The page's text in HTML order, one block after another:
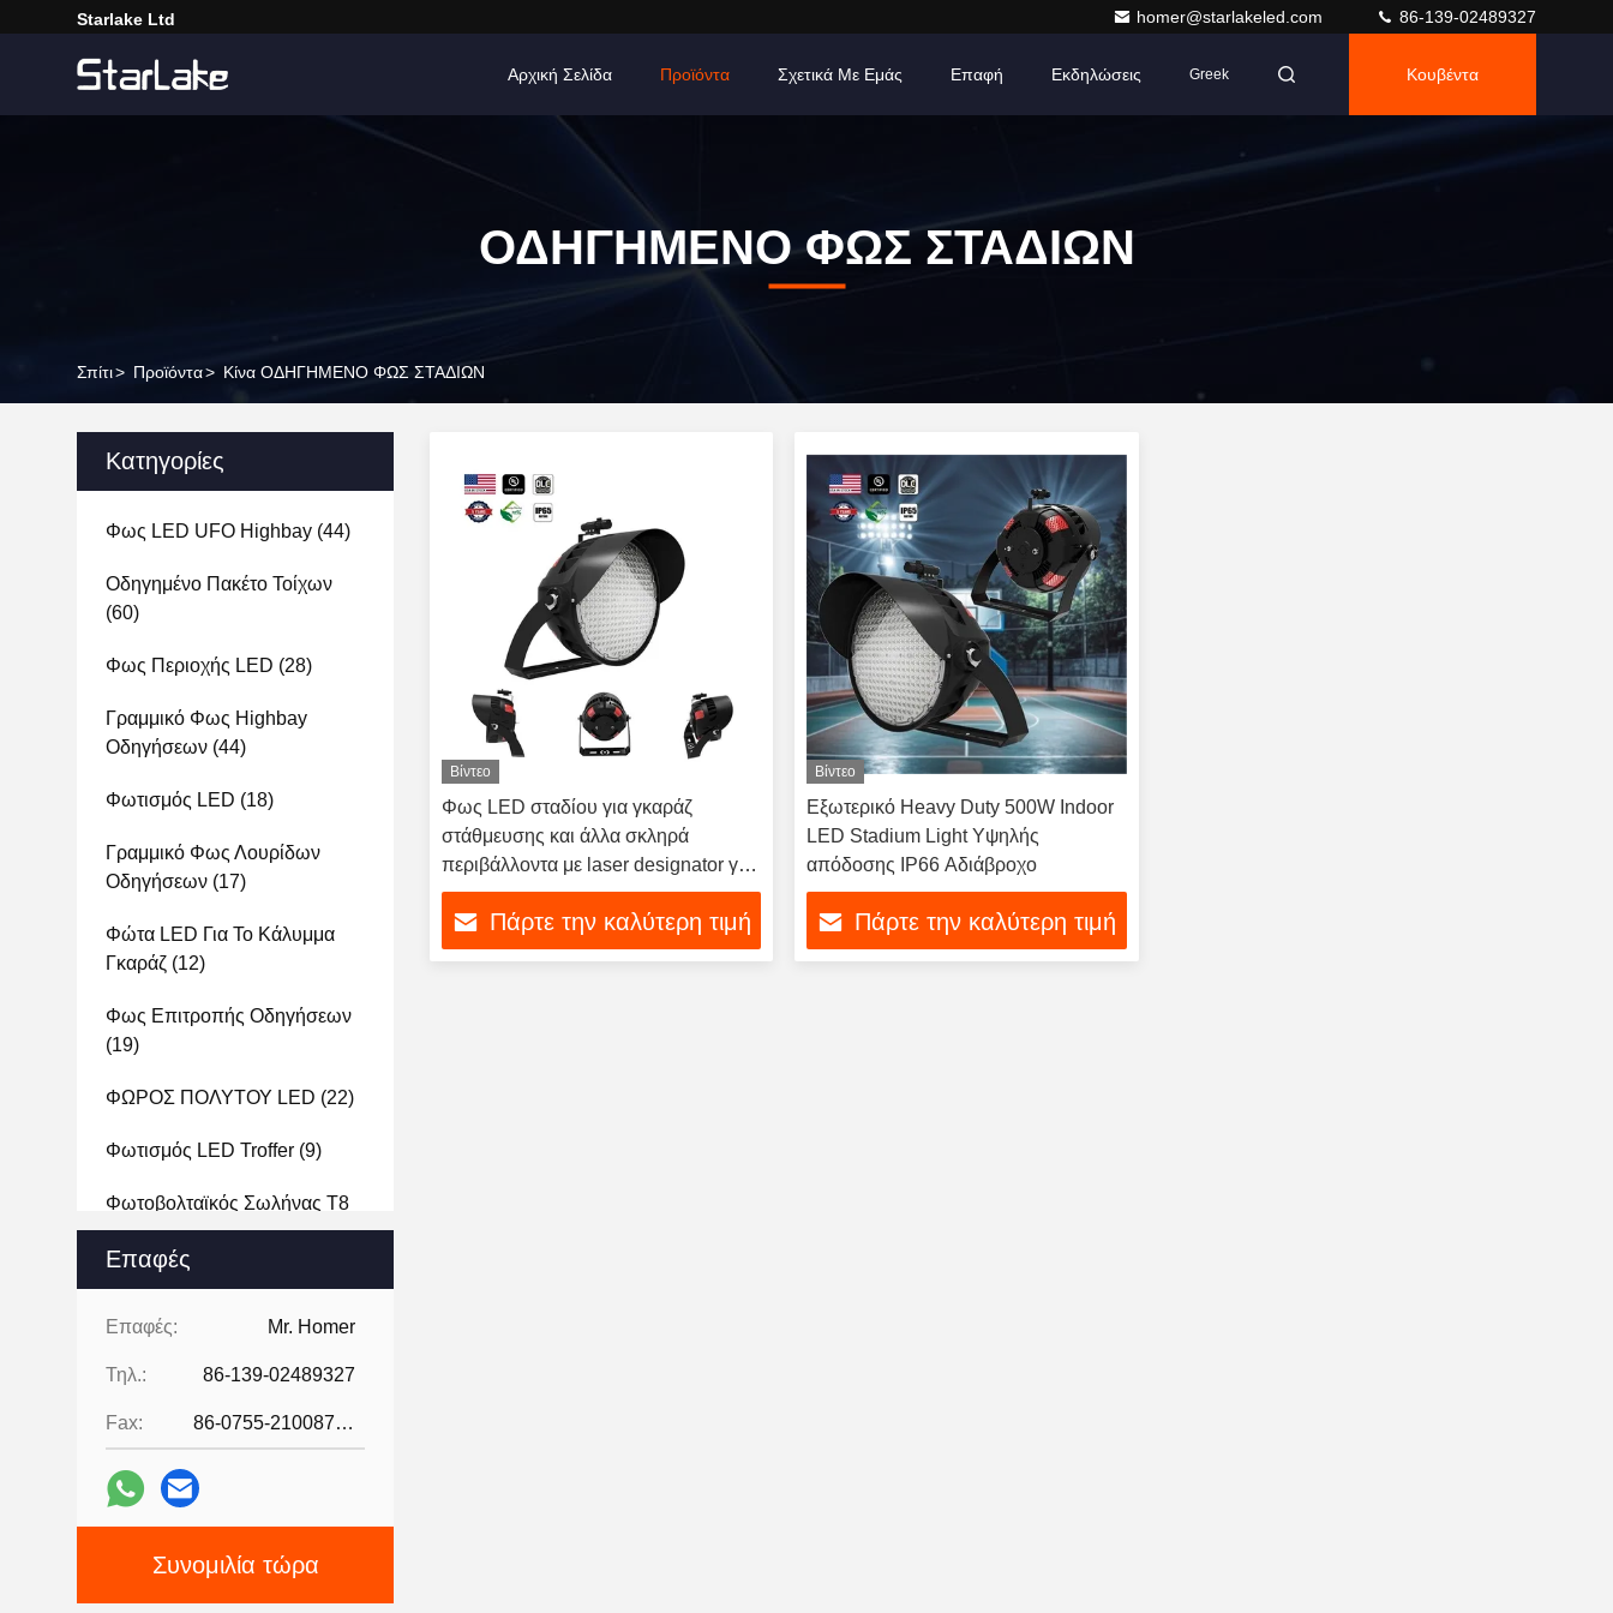
Starlake Ltd homer@starlakeled.com 86-139-02489327
Αρχική Σελίδα Προϊόντα Σχετικά Με Εμάς Επαφή Εκδηλώσεις Greek Κουβέντα
ΟΔΗΓΗΜΕΝΟ ΦΩΣ ΣΤΑΔΙΩΝ
Σπίτι> Προϊόντα> Κίνα ΟΔΗΓΗΜΕΝΟ ΦΩΣ ΣΤΑΔΙΩΝ
Κατηγορίες
Φως LED UFO Highbay (44)
Οδηγημένο Πακέτο Τοίχων
(60)
Φως Περιοχής LED (28)
Γραμμικό Φως Highbay
Οδηγήσεων (44)
Φωτισμός LED (18)
Γραμμικό Φως Λουρίδων
Οδηγήσεων (17)
Φώτα LED Για Το Κάλυμμα
Γκαράζ (12)
Φως Επιτροπής Οδηγήσεων
(19)
ΦΩΡΟΣ ΠΟΛΥΤΟΥ LED (22)
Φωτισμός LED Troffer (9)
Φωτοβολταϊκός Σωλήνας T8
(3)
Οδηγημένο Φως Διαδρομής
ΟΔΗΓΗΜΕΝΟ ΦΩΣ ΣΤΑΔΙΩΝ
Οδηγημένο Φως Στυλίσκων
(3)
Σφιχτά Με Ατμό Led(5)
Επαφές
Επαφές: Mr. Homer
Τηλ.: 86-139-02489327
Fax: 86-0755-21008727
Συνομιλία τώρα
Βίντεο
Φως LED σταδίου για γκαράζ
στάθμευσης και άλλα σκληρά
περιβάλλοντα με laser designator για
βελτιωμένη ορατότητα
Πάρτε την καλύτερη τιμή
Βίντεο
Εξωτερικό Heavy Duty 500W Indoor
LED Stadium Light Υψηλής
απόδοσης IP66 Αδιάβροχο
Πάρτε την καλύτερη τιμή